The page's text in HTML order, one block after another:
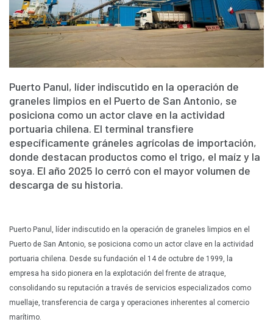
Reglamentos
Plan Maestro
Prensa
Preguntas Frecuentes
Contáctenos
Puerto Panul, líder indiscutido en la operación de
graneles limpios en el Puerto de San Antonio, se
posiciona como un actor clave en la actividad
portuaria chilena. El terminal transfiere
específicamente gráneles agrícolas de importación,
donde destacan productos como el trigo, el maíz y la
soya. El año 2025 lo cerró con el mayor volumen de
descarga de su historia.
Puerto Panul, líder indiscutido en la operación de graneles limpios en el
Puerto de San Antonio, se posiciona como un actor clave en la actividad
portuaria chilena. Desde su fundación el 14 de octubre de 1999, la
empresa ha sido pionera en la explotación del frente de atraque,
consolidando su reputación a través de servicios especializados como
muellaje, transferencia de carga y operaciones inherentes al comercio
marítimo.